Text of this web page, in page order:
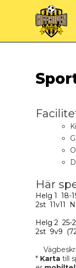
Här
Helg 1 18-
2st 11v11
Helg 2 25-
2st 9v9
* Karta till